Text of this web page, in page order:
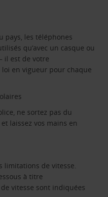
pays, les téléphones
qu’avec un casque ou
il est de votre
en vigueur pour chaque
ne sortez pas du
laissez vos mains en
limitations de vitesse.
à titre
vitesse sont indiquées